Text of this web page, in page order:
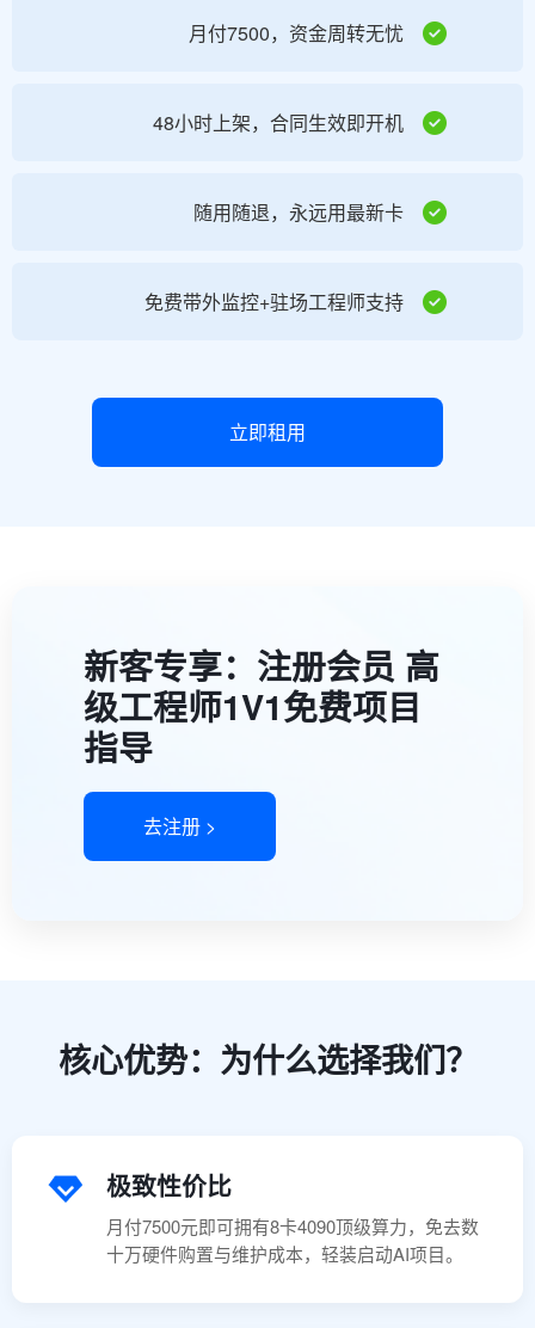
月付7500，资金周转无忧
48小时上架，合同生效即开机
随用随退，永远用最新卡
免费带外监控+驻场工程师支持
立即租用
新客专享：注册会员 高
级工程师1V1免费项目
指导
去注册 >
核心优势：为什么选择我们？
极致性价比
月付7500元即可拥有8卡4090顶级算力，免去数
十万硬件购置与维护成本，轻装启动AI项目。